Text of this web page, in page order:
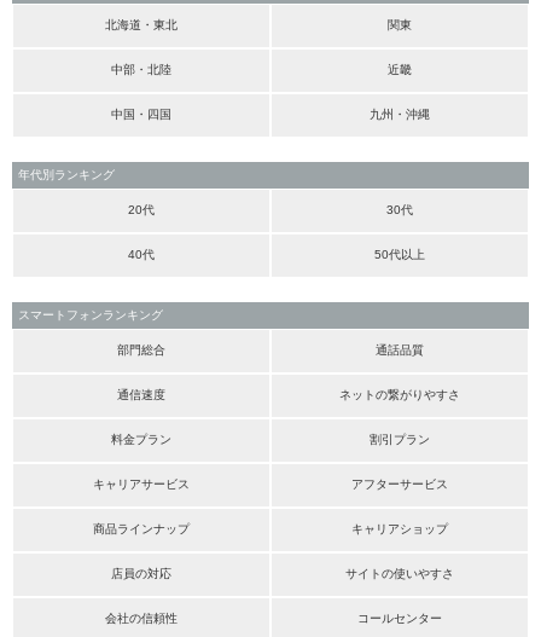
北海道・東北 関東
中部・北陸 近畿
中国・四国 九州・沖縄
年代別ランキング
20代 30代
40代 50代以上
スマートフォンランキング
部門総合 通話品質
通信速度 ネットの繋がりやすさ
料金プラン 割引プラン
キャリアサービス アフターサービス
商品ラインナップ キャリアショップ
店員の対応 サイトの使いやすさ
会社の信頼性 コールセンター